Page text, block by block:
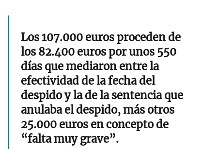
Los 107.000 euros proceden de
los 82.400 euros por unos 550
días que mediaron entre la
efectividad de la fecha del
despido y la de la sentencia que
anulaba el despido, más otros
25.000 euros en concepto de
“falta muy grave”.